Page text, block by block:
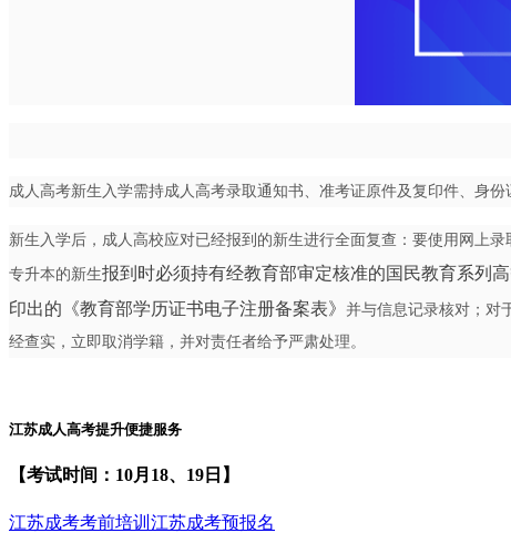
成人 高考新生入学需持成人高考录取通知书、准考证原件及复印件、身份
新生入学后，成人高校应对已经报到 的新生进行全面复查：要使用网上
专升本的新生报到时必须持有经教育部审定核准的国民教育系列
印出的《教育部学历证书电子注册备案表》
并与信息记录核对；对
经查实，立即取消学籍，并对责任者给予严肃处理。
江苏成人高考提升便捷服务
【考试时间：10月18、19日】
江苏成考考前培训 江苏成考预报名